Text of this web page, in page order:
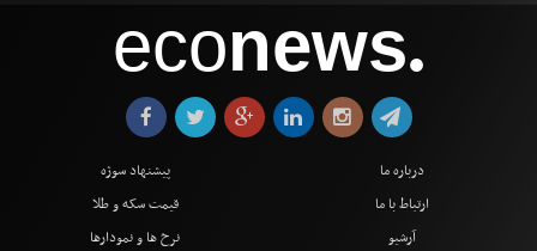
econews●
درباره ما
ارتباط با ما
آرشیو
پیشنهاد سوژه
قیمت سکه و طلا
نرخ ها و نمودارها